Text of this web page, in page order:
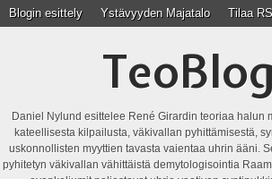
Blogin esittely Ystävyyden Majatalo Tilaa
Daniel Nylund esittelee René Girardin teoriaa halun
kateellisesta kilpailusta, väkivallan pyhittämisestä,
uskonnollisten myyttien tavasta vaientaa uhrin ääni.
pyhitetyn väkivallan vähittäistä demytologisointia